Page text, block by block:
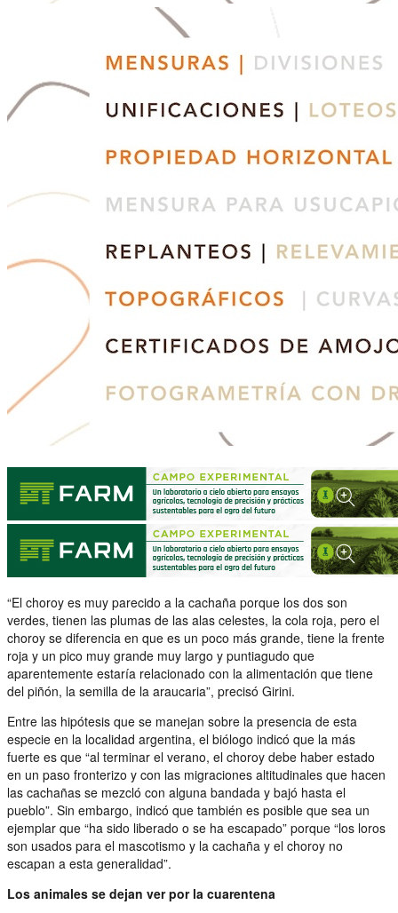
“El choroy es muy parecido a la cachaña porque los dos son
verdes, tienen las plumas de las alas celestes, la cola roja, pero el
choroy se diferencia en que es un poco más grande, tiene la frente
roja y un pico muy grande muy largo y puntiagudo que
aparentemente estaría relacionado con la alimentación que tiene
del piñón, la semilla de la araucaria”, precisó Girini.
Entre las hipótesis que se manejan sobre la presencia de esta
especie en la localidad argentina, el biólogo indicó que la más
fuerte es que “al terminar el verano, el choroy debe haber estado
en un paso fronterizo y con las migraciones altitudinales que hacen
las cachañas se mezcló con alguna bandada y bajó hasta el
pueblo”. Sin embargo, indicó que también es posible que sea un
ejemplar que “ha sido liberado o se ha escapado” porque “los loros
son usados para el mascotismo y la cachaña y el choroy no
escapan a esta generalidad”.
Los animales se dejan ver por la cuarentena